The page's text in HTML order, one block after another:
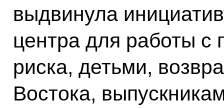
выдвинула
центра для работы с
риска, детьми,
Востока,